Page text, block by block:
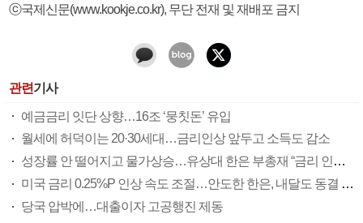
ⓒ국제신문(www.kookje.co.kr), 무단 전재 및 재배포 금지
관련기사
예금금리 잇단 상향…16조 ‘뭉칫돈’ 유입
월세에 허덕이는 20·30세대…금리인상 앞두고 소득도 감소
성장률 안 떨어지고 물가상승…유상대 한은 부총재 “금리 인상 고민할 때”(종합)
미국 금리 0.25%P 인상 속도 조절…안도한 한은, 내달도 동결 가능성
당국 압박에…대출이자 고공행진 제동